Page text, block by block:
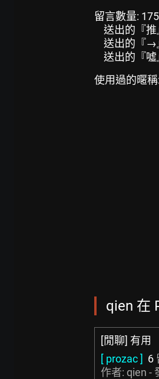
留言數量:
送出的『推
送出的『→
送出的『噓
使用過的暱稱
qien 在
[閒聊] 有用
[ prozac ] 6
作者: qien -